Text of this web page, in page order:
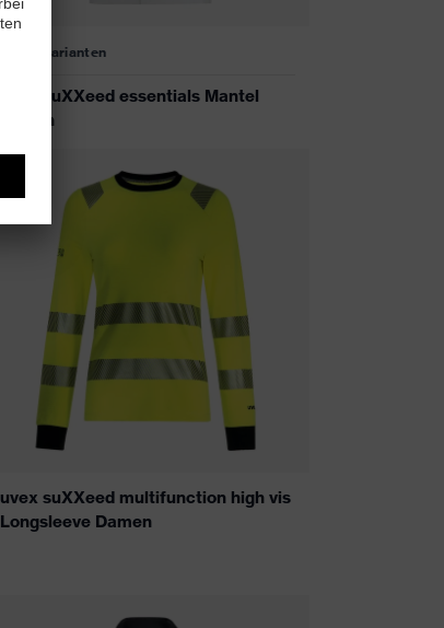
5 Farbvarianten
uvex suXXeed essentials Mantel
Herren
uvex suXXeed multifunction high vis
Longsleeve Damen